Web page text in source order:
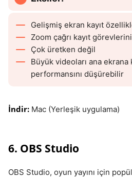
Gelişmiş ekran kayıt
Zoom çağrı kayıt
Çok üretken değil
Büyük videoları ana
performansını düşürebilir
İndir: Mac (Yerleşik uygulama)
6. OBS Studio
OBS Studio, oyun yayını için